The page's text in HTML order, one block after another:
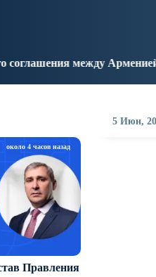
и Азербайджаном
Правления
около 4 часов назад
5 Июн,